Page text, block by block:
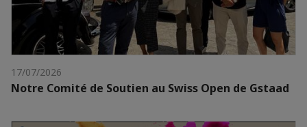
17/07/2026
Notre Comité de Soutien au Swiss Open de Gstaad